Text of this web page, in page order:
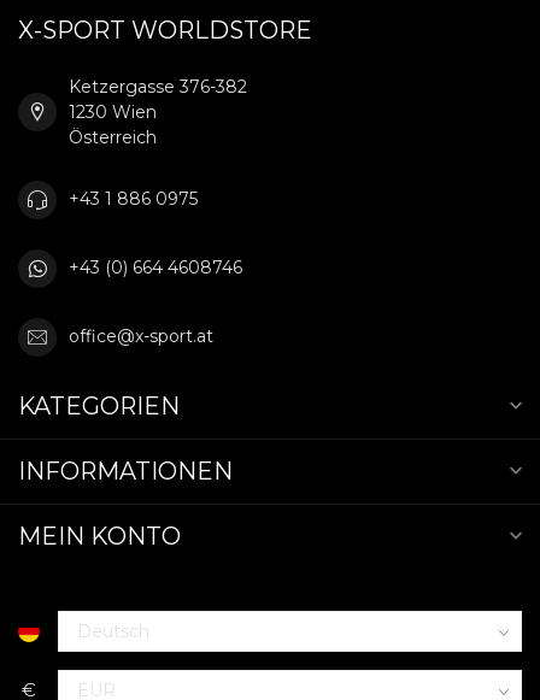
X-SPORT WORLDSTORE
Ketzergasse 376-382
1230 Wien
Österreich
+43 1 886 0975
+43 (0) 664 4608746
office@x-sport.at
KATEGORIEN
INFORMATIONEN
MEIN KONTO
€